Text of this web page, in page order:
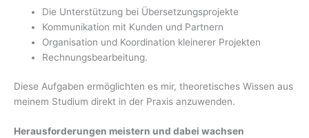
Die Unterstützung bei Übersetzungsprojekte
Kommunikation mit Kunden und Partnern
Organisation und Koordination kleinerer Projekten
Rechnungsbearbeitung.
Diese Aufgaben ermöglichten es mir, theoretisches Wissen aus
meinem Studium direkt in der Praxis anzuwenden.
Herausforderungen meistern und dabei wachsen